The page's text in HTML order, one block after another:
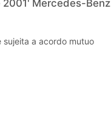
Mercedes-Benz
a acordo mutuo